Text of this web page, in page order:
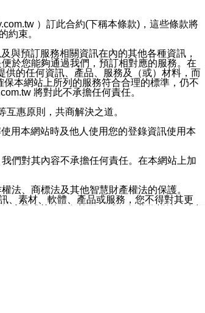
件所指示之方法、說明或功能連結，隨時
型訊息。
）訂此合約(下稱本條款)，這些條款將
約束。
與預訂服務相關資訊在內的其他各種資訊，
於您能夠通過我們，預訂相對應的服務。在
供的任何資訊、產品、服務及（或）材料，而
本網站上所列的服務符合合理的標準，仍不
將對此不承擔任何責任。
惠原則，共商解決之道。
用本網站時及他人使用您的登錄資訊使用本
們對其內容不承擔任何責任。在本網站上加
法、商標法及其他智慧財產權法的保護。
、素材、軟體、產品或服務，您不得對其更